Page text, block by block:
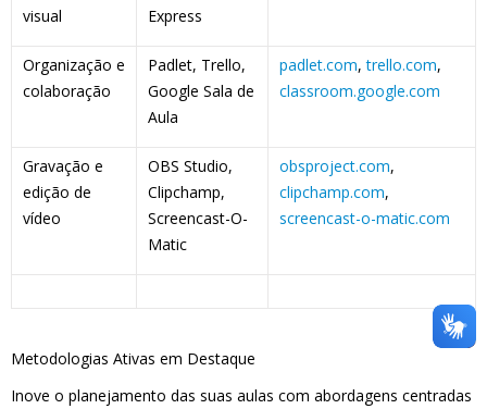
visual Express
Organização e
colaboração
Padlet, Trello,
Google Sala de
Aula
padlet.com,trello.com,
classroom.google.com
Gravação e
edição de
vídeo
OBS Studio,
Clipchamp,
Screencast-O-
Matic
obsproject.com,
clipchamp.com,
screencast-o-matic.com
Metodologias Ativas em Destaque
Inove o planejamento das suas aulas com abordagens centradas